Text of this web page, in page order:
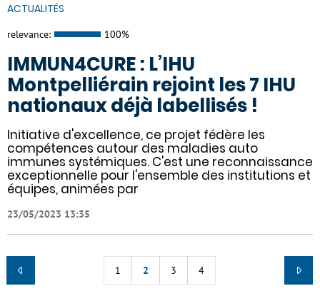
ACTUALITÉS
relevance: 100%
IMMUN4CURE : L’IHU
Montpelliérain rejoint les 7 IHU
nationaux déjà labellisés !
Initiative d'excellence, ce projet fédère les
compétences autour des maladies auto
immunes systémiques. C'est une reconnaissance
exceptionnelle pour l'ensemble des institutions et
équipes, animées par
23/05/2023 13:35
1 2 3 4